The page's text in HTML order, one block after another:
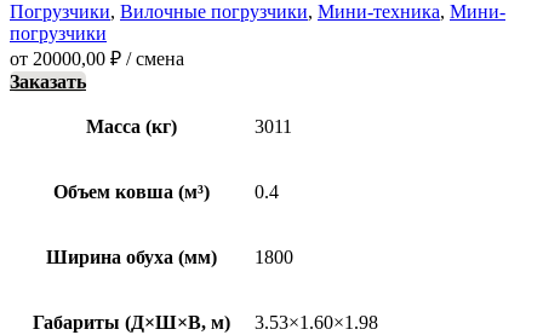
Погрузчики, Вилочные погрузчики, Мини-техника, Мини-
погрузчики
от 20000,00 ₽ / смена
Заказать
Масса (кг) 3011
Объем ковша (м³) 0.4
Ширина обуха (мм) 1800
Габариты (Д×Ш×В, м) 3.53×1.60×1.98